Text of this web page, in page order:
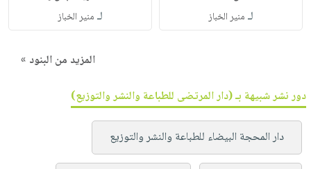
لـ منير الخباز لـ منير الخباز
المزيد من البنود »
دور نشر شبيهة بـ (دار المرتضى للطباعة والنشر والتوزيع)
دار المحجة البيضاء للطباعة والنشر والتوزيع